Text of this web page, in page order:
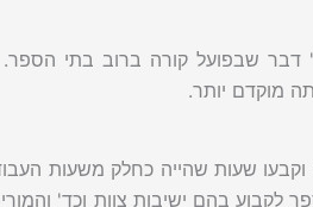
דבר שבפועל קורה ברוב בתי
מוקדם יותר.
שעות שהייה כחלק משעות
לקבוע בהם ישיבות צוות וכד'